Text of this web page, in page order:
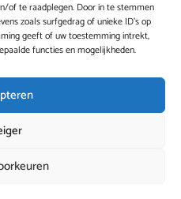
of te raadplegen. Door in te stemmen
zoals surfgedrag of unieke ID's op
geeft of uw toestemming intrekt,
functies en mogelijkheden.